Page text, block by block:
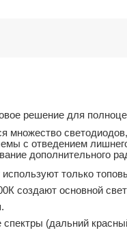
решение для
множество
с отведением
дополнительного
только
создают основной
(дальний